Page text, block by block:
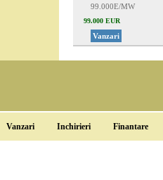
99.000E/MW
99.000 EUR
Vanzari
Vanzari Inchirieri Finantare